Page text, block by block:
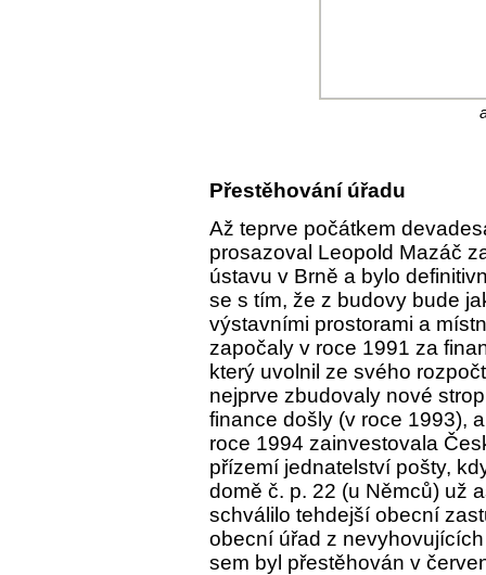
Přestěhování úřadu
Až teprve počátkem
prosazoval Leopold Mazáč
ústavu v Brně a bylo
se s tím, že z budovy bude
výstavními prostorami a
započaly v roce 1991 za
který uvolnil ze svého
nejprve zbudovaly nové
finance došly (v roce 1993),
roce 1994 zainvestovala
přízemí jednatelství pošty,
domě č. p. 22 (u Němců) už
schválilo tehdejší obecní
obecní úřad z
sem byl přestěhován v